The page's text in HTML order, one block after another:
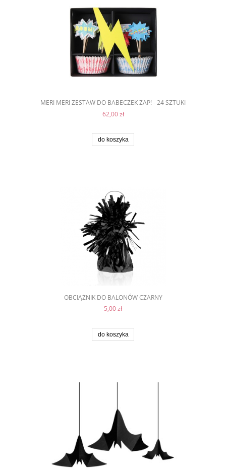
MERI MERI ZESTAW DO BABECZEK ZAP! - 24 SZTUKI
62,00 zł
do koszyka
OBCIĄŻNIK DO BALONÓW CZARNY
5,00 zł
do koszyka